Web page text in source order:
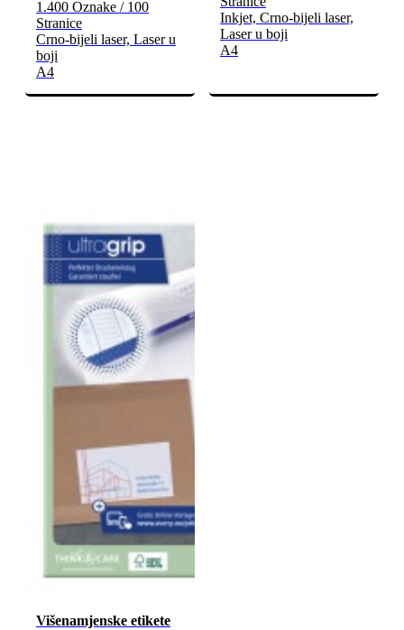
1.400 Oznake / 100
Stranice
Crno-bijeli laser, Laser u
boji
A4
Inkjet, Crno-bijeli laser,
Laser u boji
A4
Višenamjenske etikete